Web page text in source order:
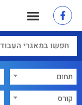
תחום
קורס